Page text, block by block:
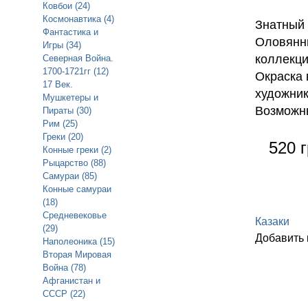
Ковбои (24)
Космонавтика (4)
Фантастика и
Игры (34)
Северная Война.
1700-1721гг (12)
17 Век.
Мушкетеры и
Пираты (30)
Рим (25)
Греки (20)
Конные греки (2)
Рыцарство (88)
Самураи (85)
Конные самураи
(18)
Средневековье
(29)
Наполеоника (15)
Вторая Мировая
Война (78)
Афганистан и
СССР (22)
Знатный
Окраска
520
Казаки
Добавить